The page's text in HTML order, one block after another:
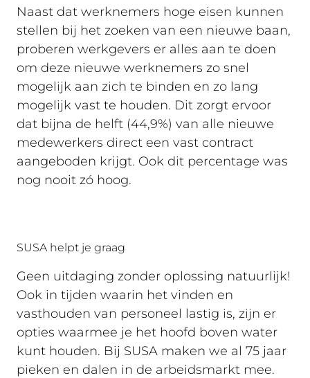
Naast dat werknemers hoge eisen kunnen
stellen bij het zoeken van een nieuwe baan,
proberen werkgevers er alles aan te doen
om deze nieuwe werknemers zo snel
mogelijk aan zich te binden en zo lang
mogelijk vast te houden. Dit zorgt ervoor
dat bijna de helft (44,9%) van alle nieuwe
medewerkers direct een vast contract
aangeboden krijgt. Ook dit percentage was
nog nooit zó hoog.
SUSA helpt je graag
Geen uitdaging zonder oplossing natuurlijk!
Ook in tijden waarin het vinden en
vasthouden van personeel lastig is, zijn er
opties waarmee je het hoofd boven water
kunt houden. Bij SUSA maken we al 75 jaar
pieken en dalen in de arbeidsmarkt mee.